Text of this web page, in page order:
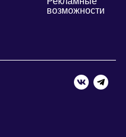
возможности